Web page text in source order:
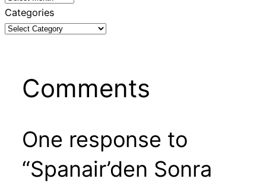
Categories
Comments
One response to
“Spanair’den Sonra